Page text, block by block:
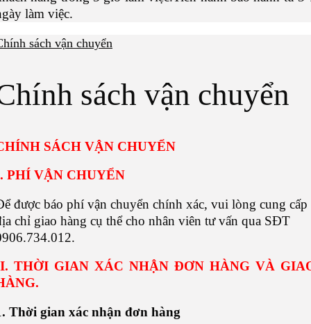
làm việc.
sách vận chuyển
sách vận chuyển
SÁCH VẬN CHUYỂN
PHÍ VẬN CHUYỂN
được báo phí vận chuyển chính xác, vui lòng cung cấp
chỉ giao hàng cụ thể cho nhân viên tư vấn qua SĐT
THỜI GIAN XÁC NHẬN ĐƠN HÀNG VÀ
Thời gian xác nhận đơn hàng